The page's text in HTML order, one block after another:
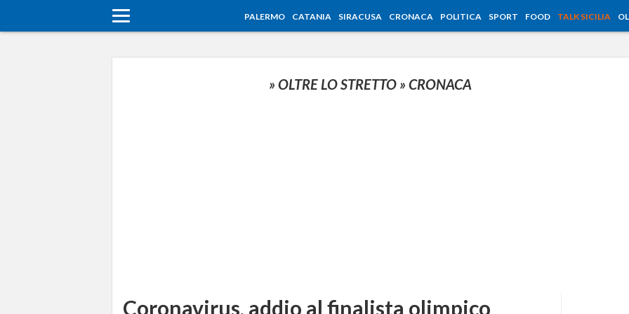
PALERMO CATANIA SIRACUSA CRONACA POLITICA SPORT FOOD TALK SICILIA
» OLTRE LO STRETTO » CRONACA
Coronavirus, addio al finalista olimpico